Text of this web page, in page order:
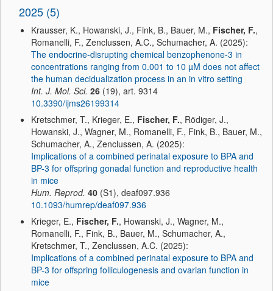
2025 (5)
Krausser, K., Howanski, J., Fink, B., Bauer, M., Fischer, F.,
Romanelli, F., Zenclussen, A.C., Schumacher, A. (2025):
The endocrine-disrupting chemical benzophenone-3 in
concentrations ranging from 0.001 to 10 µM does not affect
the human decidualization process in an in vitro setting
Int. J. Mol. Sci. 26 (19), art. 9314
10.3390/ijms26199314
Kretschmer, T., Krieger, E., Fischer, F., Rödiger, J.,
Howanski, J., Wagner, M., Romanelli, F., Fink, B., Bauer, M.,
Schumacher, A., Zenclussen, A. (2025):
Implications of a combined perinatal exposure to BPA and
BP-3 for offspring gonadal function and reproductive health
in mice
Hum. Reprod. 40 (S1), deaf097.936
10.1093/humrep/deaf097.936
Krieger, E., Fischer, F., Howanski, J., Wagner, M.,
Romanelli, F., Fink, B., Bauer, M., Schumacher, A.,
Kretschmer, T., Zenclussen, A.C. (2025):
Implications of a combined perinatal exposure to BPA and
BP-3 for offspring folliculogenesis and ovarian function in
mice